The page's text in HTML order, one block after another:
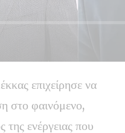
επιχείρησε να
στο φαινόμενο,
της ενέργειας που